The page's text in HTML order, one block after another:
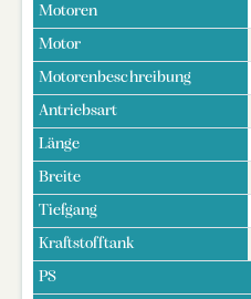
Motoren
Motor
Motorenbeschreibung
Antriebsart
Länge
Breite
Tiefgang
Kraftstofftank
PS